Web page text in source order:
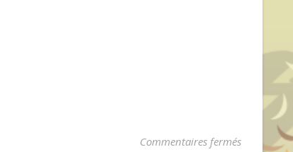
Commentaires fermés